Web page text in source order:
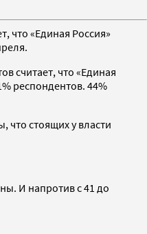
что «Единая Россия»
считает, что «Единая
респондентов. 44%
что стоящих у власти
И напротив с 41 до